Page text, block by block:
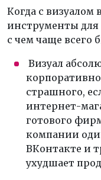
Когда с визуалом
инструменты для
с чем чаще всего
Визуал
страшного,
интернет-
готового
компании
ВКонтакте и
ухудшает